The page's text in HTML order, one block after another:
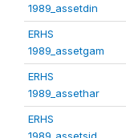
1989_assetdin
ERHS
1989_assetgam
ERHS
1989_assethar
ERHS
1989_assetsid